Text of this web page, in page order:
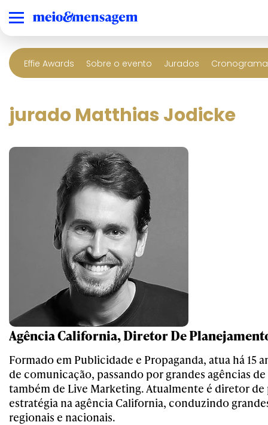
Effie Awards Sobre o evento Jurados
jurado Matthias Jodicke
Agência California, Diretor De
Formado em Publicidade e Propaganda, atua há 15
de comunicação, passando por grandes agências
também de Live Marketing. Atualmente é diretor
estratégia na agência California, conduzindo
regionais e nacionais.